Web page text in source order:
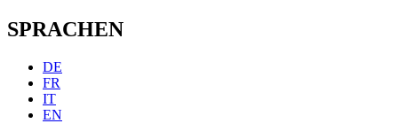
SPRACHEN
DE
FR
IT
EN